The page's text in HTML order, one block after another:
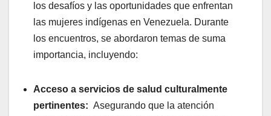
los desafíos y las oportunidades que enfrentan
las mujeres indígenas en Venezuela. Durante
los encuentros, se abordaron temas de suma
importancia, incluyendo:
Acceso a servicios de salud culturalmente
pertinentes: Asegurando que la atención